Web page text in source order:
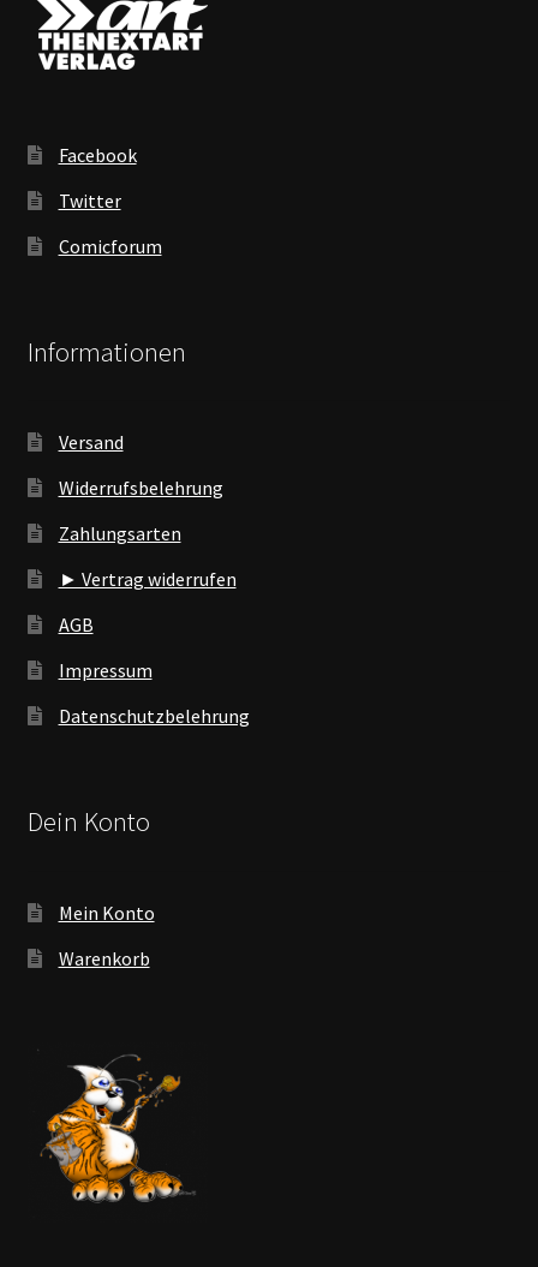
Facebook
Twitter
Comicforum
Informationen
Versand
Widerrufsbelehrung
Zahlungsarten
► Vertrag widerrufen
AGB
Impressum
Datenschutzbelehrung
Dein Konto
Mein Konto
Warenkorb